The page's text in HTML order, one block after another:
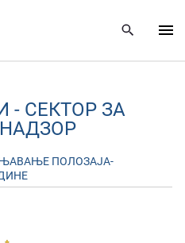
- СЕКТОР ЗА
ПОЛОЗАЈА-